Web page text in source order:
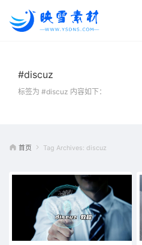
#discuz
标签为 #discuz 内容如下：
首页 Tag Archives: discuz